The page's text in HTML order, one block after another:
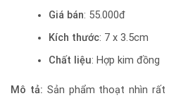
Giá bán: 55.000đ
Kích thước: 7 x 3.5cm
Chất liệu: Hợp kim đồng
Mô tả: Sản phẩm thoạt nhìn